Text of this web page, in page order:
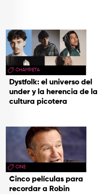
CONTACTO
CHAMPETA
Dystfolk: el universo del
under y la herencia de la
cultura picotera
CINE
Cinco películas para
recordar a Robin